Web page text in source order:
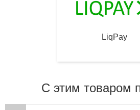
LiqPay
С этим товаром